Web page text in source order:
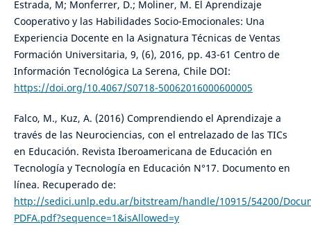
Estrada, M; Monferrer, D.; Moliner, M. El Aprendizaje
Cooperativo y las Habilidades Socio-Emocionales: Una
Experiencia Docente en la Asignatura Técnicas de Ventas
Formación Universitaria, 9, (6), 2016, pp. 43-61 Centro de
Información Tecnológica La Serena, Chile DOI:
https://doi.org/10.4067/S0718-50062016000600005
Falco, M., Kuz, A. (2016) Comprendiendo el Aprendizaje a
través de las Neurociencias, con el entrelazado de las TICs
en Educación. Revista Iberoamericana de Educación en
Tecnología y Tecnología en Educación N°17. Documento en
línea. Recuperado de:
http://sedici.unlp.edu.ar/bitstream/handle/10915/54200/
PDFA.pdf?sequence=1&isAllowed=y